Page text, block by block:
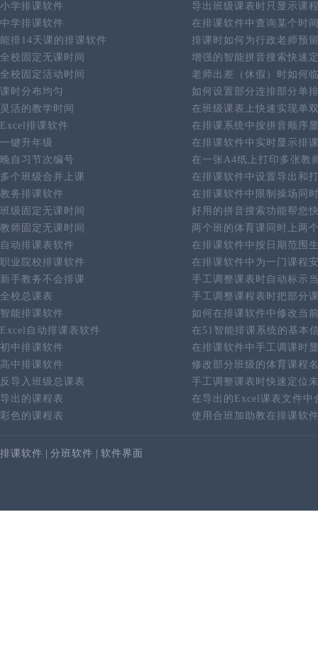
小学排课软件
导出班级课表时只显示课
中学排课软件
在排课软件中查询某个时
能排14天课的排课软件
排课时如何为行政老师预
全校固定无课时间
增强的智能拼音搜索快速
全校固定活动时间
老师出差（休假）时如何
课时分布均匀
如何设置部分连排部分单
灵活的教学时间
在班级课表上快速实现单
Excel排课软件
在排课系统中按拼音顺序
一键升年级
在排课软件中实时显示排
晚自习节次编号
在一张A4纸上打印多张教
多个班级合并上课
在排课软件中设置导出和
教务排课软件
在排课软件中限制操场同
班级固定无课时间
好用的拼音搜索功能帮您
教师固定无课时间
两个班的体育课同时上两
自动排课表软件
在排课软件中按日期范围
职业院校排课软件
在排课软件中为一门课程
新手教务不会排课
手工调整课表时自动标示
全校总课表
手工调整课程表时把部分
智能排课软件
如何在排课软件中修改当
Excel自动排课表软件
在51智能排课系统的基本
初中排课软件
在排课软件中手工调课时
高中排课软件
修改部分班级的体育课程
反导入班级总课表
手工调整课表时快速定位
导出的课程表
在导出的Excel课表文件中
彩色的课程表
使用合班加助教在排课软
排课软件 分班软件 软件界面